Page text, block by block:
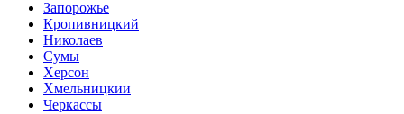
Запорожье
Кропивницкий
Николаев
Сумы
Херсон
Хмельницкии
Черкассы